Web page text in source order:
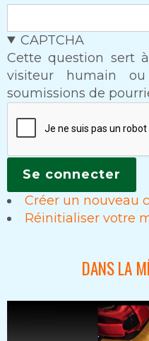
CAPTCHA
Cette question sert
visiteur humain
soumissions de
Créer un nouveau
Réinitialiser votre
DANS LA